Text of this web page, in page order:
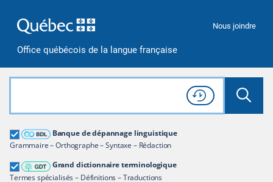
Office québécois de la langue française
Nous joindre
Rechercher dans tout le site
Lancer
Consulter l'
Historique
de recherche
Banque de dépannage linguistique
Grammaire – Orthographe – Syntaxe – Rédaction
Grand dictionnaire terminologique
Termes spécialisés – Définitions – Traductions
Grand dictionnaire terminologique
Restreindre aux termes